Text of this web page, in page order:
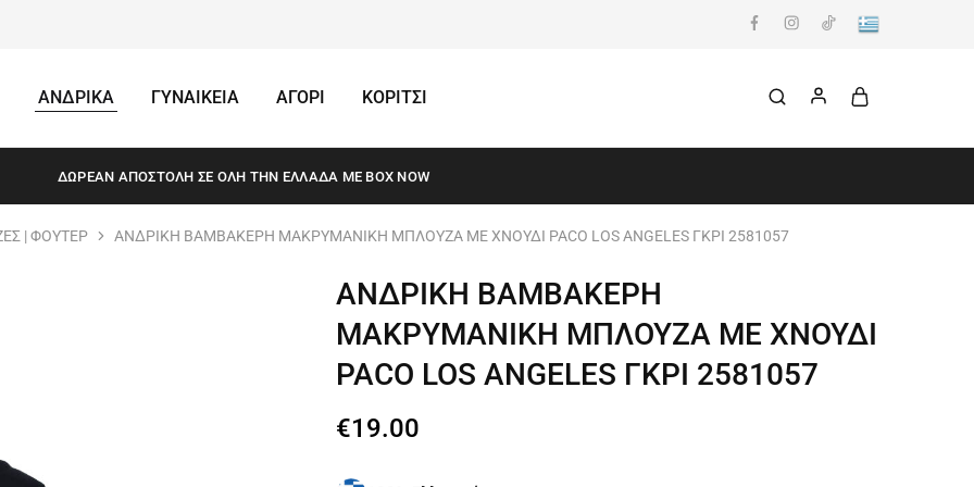
ΑΝΔΡΙΚΑ ΓΥΝΑΙΚΕΙΑ ΑΓΟΡΙ ΚΟΡΙΤΣΙ
ΔΩΡΕΆΝ ΑΠΟΣΤΟΛΗ ΣΕ ΌΛΗ ΤΗΝ ΕΛΛΆΔΑ ΜΕ BOX NOW
| ΦΟΥΤΕΡ ΑΝΔΡΙΚΗ ΒΑΜΒΑΚΕΡΗ ΜΑΚΡΥΜΑΝΙΚΗ ΜΠΛΟΥΖΑ ΜΕ ΧΝΟΥΔΙ PACO LOS ANGELES ΓΚΡΙ 2581057
ΑΝΔΡΙΚΗ ΒΑΜΒΑΚΕΡΗ
ΜΑΚΡΥΜΑΝΙΚΗ ΜΠΛΟΥΖΑ ΜΕ ΧΝΟΥΔΙ
PACO LOS ANGELES ΓΚΡΙ 2581057
€19.00